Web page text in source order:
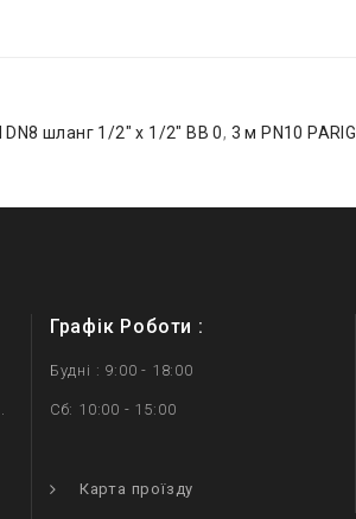
шланг 1/2″ х 1/2″ ВВ 0, 3 м PN10 PARIGI.
Графік Роботи :
Будні : 9:00 - 18:00
Сб: 10:00 - 15:00
Карта проїзду